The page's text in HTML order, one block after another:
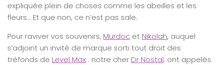
expliquée plein de choses comme les abeilles et les
fleurs… Et que non, ce n’est pas sale.
Pour raviver vos souvenirs, Murdoc et Nikolah, auquel
s’adjoint un invité de marque sorti tout droit des
tréfonds de Level Max : notre cher Dr Nostal. ont appelés